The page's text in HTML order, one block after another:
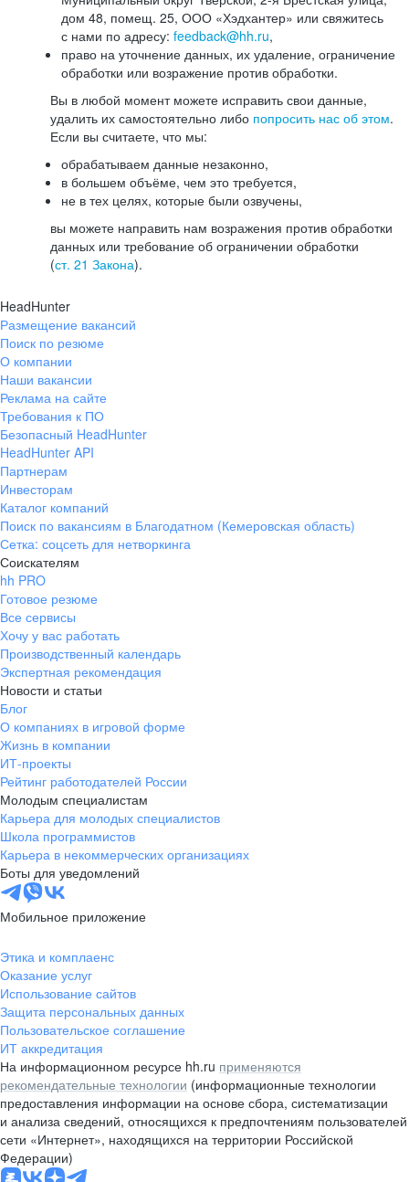
дом 48, помещ. 25, ООО «Хэдхантер» или свяжитесь
с нами по адресу: feedback@hh.ru,
право на уточнение данных, их удаление, ограничение
обработки или возражение против обработки.
Вы в любой момент можете исправить свои данные,
удалить их самостоятельно либо попросить нас об этом.
Если вы считаете, что мы:
обрабатываем данные незаконно,
в большем объёме, чем это требуется,
не в тех целях, которые были озвучены,
вы можете направить нам возражения против обработки
данных или требование об ограничении обработки
(ст. 21 Закона).
HeadHunter
Размещение вакансий
Поиск по резюме
О компании
Наши вакансии
Реклама на сайте
Требования к ПО
Безопасный HeadHunter
HeadHunter API
Партнерам
Инвесторам
Каталог компаний
Поиск по вакансиям в Благодатном (Кемеровская область)
Сетка: соцсеть для нетворкинга
Соискателям
hh PRO
Готовое резюме
Все сервисы
Хочу у вас работать
Производственный календарь
Экспертная рекомендация
Новости и статьи
Блог
О компаниях в игровой форме
Жизнь в компании
ИТ-проекты
Рейтинг работодателей России
Молодым специалистам
Карьера для молодых специалистов
Школа программистов
Карьера в некоммерческих организациях
Боты для уведомлений
Мобильное приложение
Этика и комплаенс
Оказание услуг
Использование сайтов
Защита персональных данных
Пользовательское соглашение
ИТ аккредитация
На информационном ресурсе hh.ru применяются
рекомендательные технологии (информационные технологии
предоставления информации на основе сбора, систематизации
и анализа сведений, относящихся к предпочтениям пользователей
сети «Интернет», находящихся на территории Российской
Федерации)